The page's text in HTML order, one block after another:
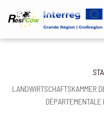
zum
LANDWIRTSCHAFTSKAMMER
DÉPARTEMENTALE